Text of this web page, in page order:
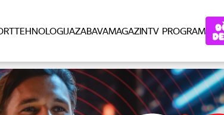
TEHNOLOGIJAZABAVAMAGAZINTV PROGRAM